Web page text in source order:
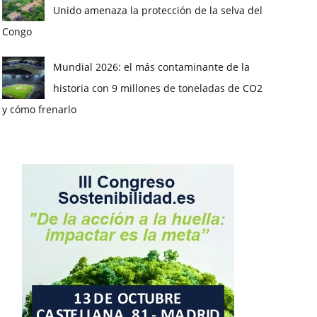
Unido amenaza la protección de la selva del
Congo
Mundial 2026: el más contaminante de la
historia con 9 millones de toneladas de CO2
y cómo frenarlo